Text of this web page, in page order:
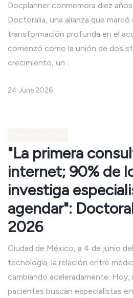
Docplanner conmemora diez
Doctoralia, una alianza que marcó
transformación profunda en el
comenzó como la unión de dos
crecimiento, un...
24 June 2026
"La primera
internet; 90% de
investiga
agendar":
2026
Ciudad de México, a 4 de junio
tecnología, la relación entre
cambiando aceleradamente. Hoy,
pacientes buscan especialistas